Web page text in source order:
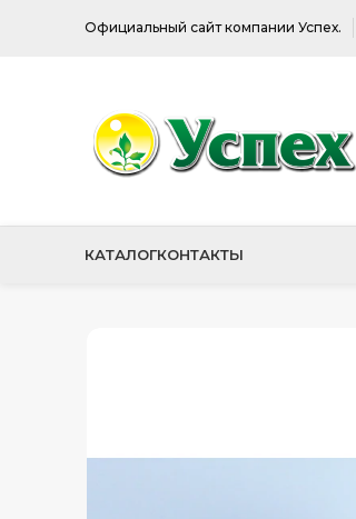
Официальный сайт компании Успех.
КАТАЛОГКОНТАКТЫ